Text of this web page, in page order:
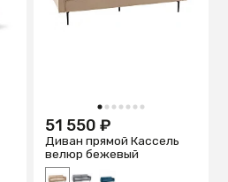
1 2 3 4 5 6 7
51 550 ₽
Диван прямой Кассель
велюр бежевый